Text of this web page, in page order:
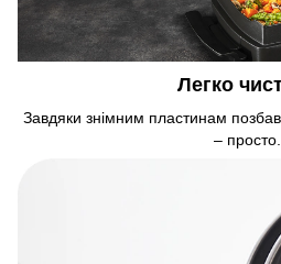
Легко
Завдяки знімним пластинам
– просто.